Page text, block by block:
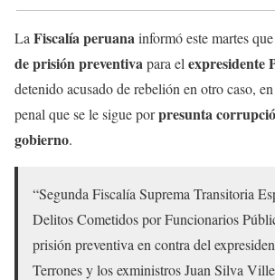
La Fiscalía peruanainformó este martes
de prisión preventivapara el expresidente
detenido acusado de rebelión en otro caso,
penal que se le sigue porpresunta
gobierno.
“Segunda Fiscalía Suprema Transitoria
Delitos Cometidos por Funcionarios
prisión preventiva en contra del
Terrones y los exministros Juan Silva